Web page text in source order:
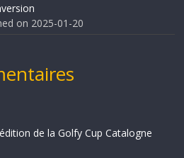
on 2025-01-20
de la Golfy Cup Catalogne